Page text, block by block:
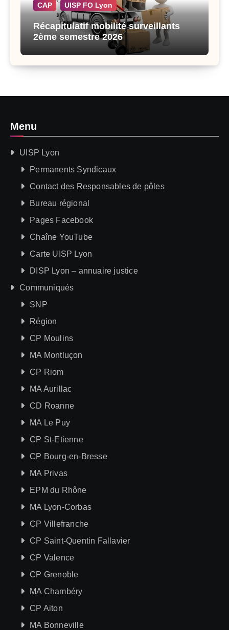
CAP UISP FO Lyon
Récapitulatif mobilité surveillants
2ème semestre 2026
Menu
UISP Lyon
Permanents Syndicaux
Contact des Responsables de pôles
Bureau régional
Pages Facebook
Chaîne YouTube
Carte UISP Lyon
DISP Lyon – annuaire justice
Communiqués
SNP
Région
CP Moulins
MA Montluçon
CP Riom
MA Aurillac
CD Roanne
MA Le Puy
CP St-Etienne
CP Bourg-en-Bresse
MA Privas
EPM du Rhône
MA Lyon-Corbas
CP Villefranche
CP Saint-Quentin Fallavier
CP Valence
CP Grenoble
MA Chambéry
CP Aiton
MA Bonneville